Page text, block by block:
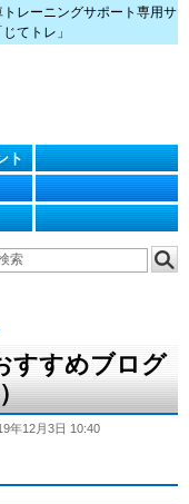
トレーニングサポート専用サ
てトレ」
ト
すすめブログ
年12月3日 10:40